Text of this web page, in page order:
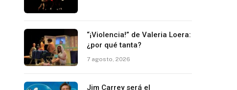
“¡Violencia!” de Valeria Loera:
¿por qué tanta?
7 agosto, 2026
Jim Carrey será el